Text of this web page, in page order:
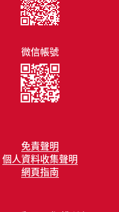
免責聲明
個人資料收集聲明
網頁指南
微信帳號